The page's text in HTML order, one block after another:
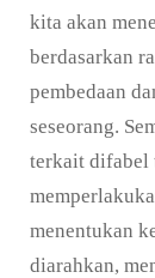
kita akan
berdasarkan
pembedaan
seseorang.
terkait difabel
menentukan
diarahkan,